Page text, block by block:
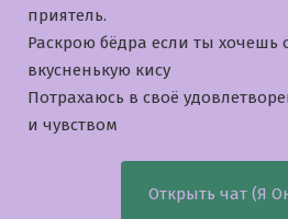
приятель.
Раскрою бёдра если ты хочешь
вкусненькую кису
Потрахаюсь в своё
и чувством
Открыть чат (Я